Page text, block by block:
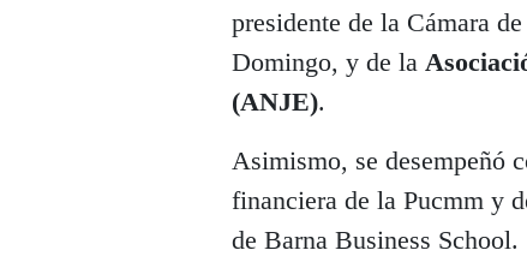
presidente de la Cámara
Domingo, y de la
(ANJE).
Asimismo, se desempeñó
financiera de la Pucmm y
de Barna Business School.